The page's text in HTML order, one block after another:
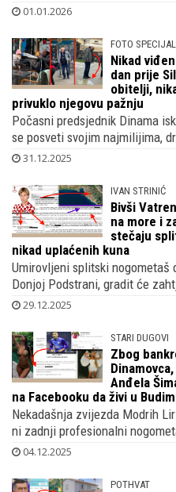
01.01.2026
FOTO SPECIJAL
Nikad
dan prije
obitelji,
privuklo njegovu pažnju
Počasni predsjednik Dinama
se posveti svojim najmilijima,
31.12.2025
IVAN STRINIĆ
Bivši
na more i
stečaju
nikad uplaćenih kuna
Umirovljeni splitski nogometaš
Donjoj Podstrani, gradit će
29.12.2025
STARI DUGOVI
Zbog
Anđela
na Facebooku da živi u
Nekadašnja zvijezda Modrih
ni zadnji profesionalni
04.12.2025
POTHVAT